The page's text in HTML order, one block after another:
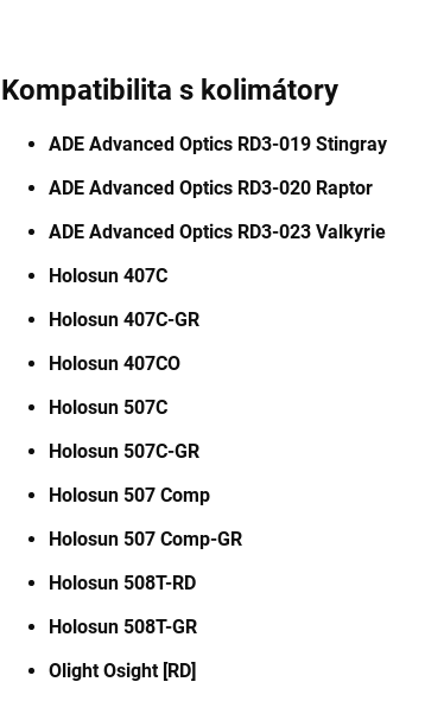
Kompatibilita s kolimátory
ADE Advanced Optics RD3-019 Stingray
ADE Advanced Optics RD3-020 Raptor
ADE Advanced Optics RD3-023 Valkyrie
Holosun 407C
Holosun 407C-GR
Holosun 407CO
Holosun 507C
Holosun 507C-GR
Holosun 507 Comp
Holosun 507 Comp-GR
Holosun 508T-RD
Holosun 508T-GR
Olight Osight [RD]